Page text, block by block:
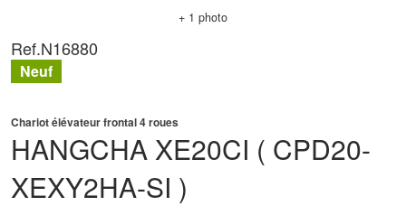
+ 1 photo
HANGCHA XE20CI ( CPD20-
XEXY2HA-SI )
Chariot élévateur frontal 4 roues
Ref.N16880
Neuf